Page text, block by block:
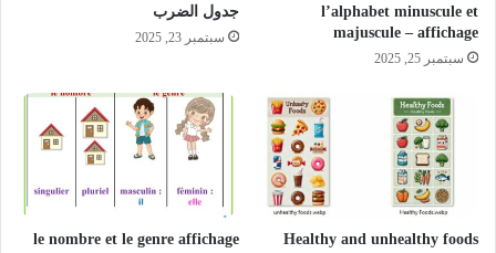
l’alphabet minuscule et
majuscule – affichage
سبتمبر 25, 2025
جدول الضرب
سبتمبر 23, 2025
Healthy and unhealthy foods
le nombre et le genre affichage